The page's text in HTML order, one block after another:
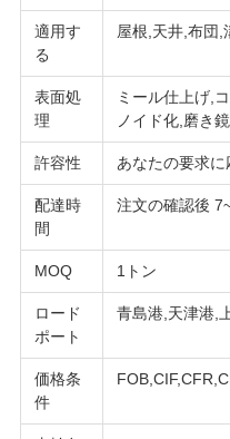
適用す
る
屋根,天井,布団,
表面処
理
ミール仕上げ,
ノイド化,磨き
許容性 あなたの要求に
配達時
間
注文の確認後
MOQ 1トン
ロード
ポート
青島港,天津港,
価格条
件